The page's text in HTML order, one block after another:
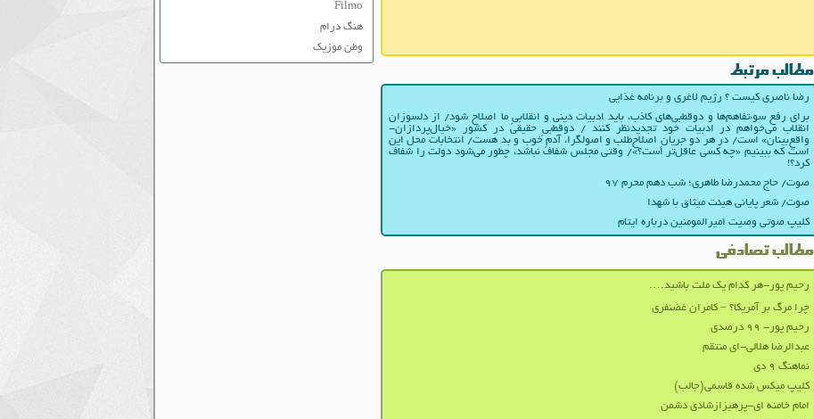
مطالب مرتبط
رضا ناصری کیست ؟ رژیم لاغری و برنامه غذایی
برای رفع سوءتفاهم‌ها و دوقطبی‌های کاذب، باید ادبیات دینی و انقلابیِ ما اصلاح شود/ از دلسوزان
انقلاب می‌خواهم در ادبیات‌ خود تجدیدنظر کنند / دوقطبیِ حقیقی در کشور «خیال‌پردازان-
واقع‌بینان» است/ در هر دو جریانِ اصلاح‌طلب و اصولگرا، آدمِ خوب و بد هست/ انتخابات محل این
است که ببینیم «چه کسی عاقل‌تر است؟»/ وقتی مجلس شفاف نباشد، چطور می‌شود دولت را شفاف
کرد؟!
صوت/ حاج محمدرضا طاهری؛ شب دهم محرم ۹۷
صوت/ شعر پایانی هیئت میثاق با شهدا
کلیپ صوتی وصیت امیرالمومنین درباره ایتام
مطالب تصادفی
رحیم پور-هر کدام یک ملت باشید….
چرا مرگ بر آمریکا؟ – کامران غضنفری
رحیم پور- ۹۹ درصدی
عبدالرضا هلالی-ای منتقم
نماهنگ ۹ دی
کلیپ میکس شده قاسمی(جالب)
امام خامنه ای-پرهیزازشادی دشمن
Filmo
هنگ درام
وطن موزیک